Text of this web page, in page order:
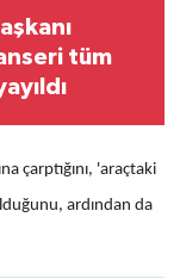
tüm
çarptığını, 'araçtaki
ardından da